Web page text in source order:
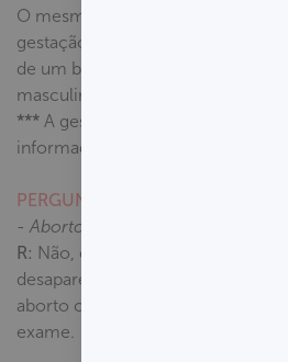
O mesmo pode ocorrer em uma
gestação gemelar em que há perda
de um bebê supostamente
masculino.
*** A gestação de gêmeos deve ser
informada ao laboratório.
PERGUNTAS FREQUENTES
- Aborto recente impede o teste?
R: Não, o material genético fetal
desaparece rapidametne após o
aborto ou parto, não afetando o
exame.